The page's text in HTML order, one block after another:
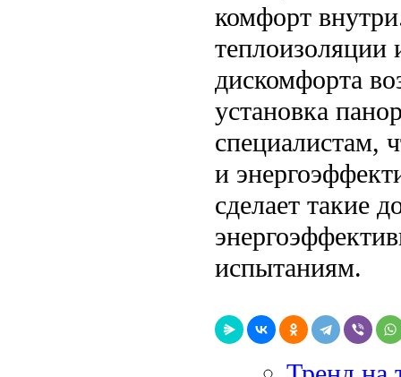
комфорт
теплоизоляции
дискомфорта
установка
специалистам,
и
сделает такие
испытаниям.